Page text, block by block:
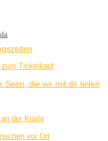
Ticketkauf
Seen, die wir mit dir teilen
der Küste
vor Ort